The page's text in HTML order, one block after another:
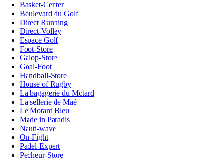
Basket-Center
Boulevard du Golf
Direct Running
Direct-Volley
Espace Golf
Foot-Store
Galop-Store
Goal-Foot
Handball-Store
House of Rugby
La bagagerie du Motard
La sellerie de Maé
Le Motard Bleu
Made in Paradis
Nauti-wave
On-Fight
Padel-Expert
Pecheur-Store